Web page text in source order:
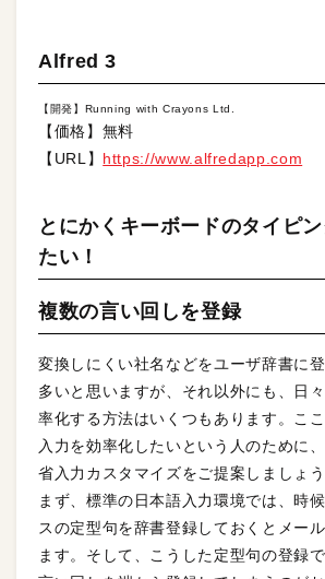
Alfred 3
【開発】Running with Crayons Ltd.
【価格】無料
【URL】 https://www.alfredapp.com
とにかくキーボードのタイピ
たい！
複数の言い回しを登録
変換しにくい社名などをユーザ辞書に
多いと思いますが、それ以外にも、日
率化する方法はいくつもあります。こ
入力を効率化したいという人のために
省入力カスタマイズをご提案しましょう
まず、標準の日本語入力環境では、時
スの定型句を辞書登録しておくとメー
ます。そして、こうした定型句の登録